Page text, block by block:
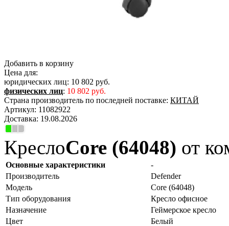
Добавить в корзину
Цена для:
юридических лиц: 10 802 руб.
физических лиц: 10 802 руб.
Страна производитель по последней поставке: КИТАЙ
Артикул: 11082922
Доставка: 19.08.2026
КреслоCore (64048) от
Основные характеристики
-
Производитель
Defender
Модель
Core (64048)
Тип оборудования
Кресло офисное
Назначение
Геймерское кресло
Цвет
Белый